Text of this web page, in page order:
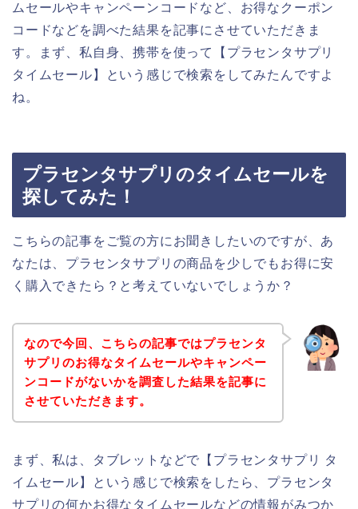
ムセールやキャンペーンコードなど、お得なクーポン
コードなどを調べた結果を記事にさせていただきま
す。まず、私自身、携帯を使って【プラセンタサプリ
タイムセール】という感じで検索をしてみたんですよ
ね。
プラセンタサプリのタイムセールを
探してみた！
こちらの記事をご覧の方にお聞きしたいのですが、あ
なたは、プラセンタサプリの商品を少しでもお得に安
く購入できたら？と考えていないでしょうか？
なので今回、こちらの記事ではプラセンタ
サプリのお得なタイムセールやキャンペー
ンコードがないかを調査した結果を記事に
させていただきます。
まず、私は、タブレットなどで【プラセンタサプリ タ
イムセール】という感じで検索をしたら、プラセンタ
サプリの何かお得なタイムセールなどの情報がみつか